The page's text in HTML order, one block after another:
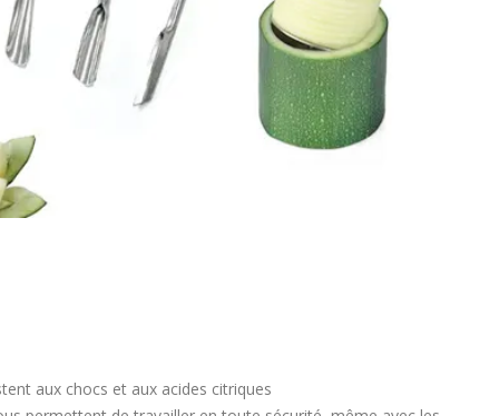
aux chocs et aux acides citriques